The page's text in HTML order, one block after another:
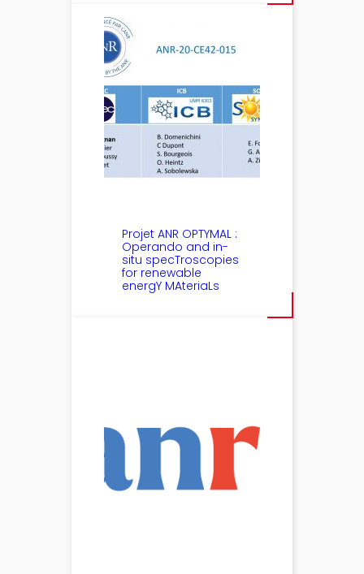
Projet ANR OPTYMAL :
Operando and in-
situ specTroscopies
for renewable
energY MAteriaLs